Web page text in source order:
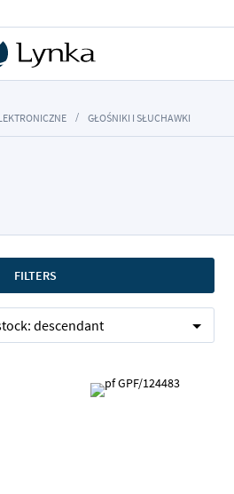
GŁOŚNIKI I SŁUCHAWKI
FILTERS
descendant